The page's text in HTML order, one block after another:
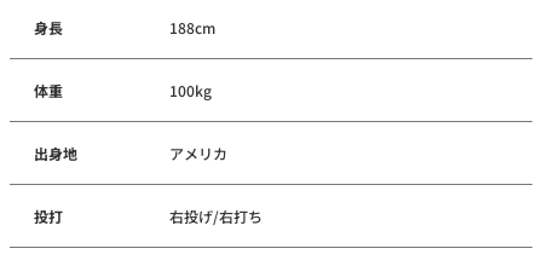
身長 188cm
体重 100kg
出身地 アメリカ
投打 右投げ/右打ち